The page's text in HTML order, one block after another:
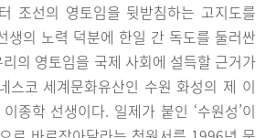
조선의 영토임을 뒷받침하는 고지도를
생의 노력 덕분에 한일 간 독도를 둘러싼
의 영토임을 국제 사회에 설득할 근거가
스코 세계문화유산인 수원 화성의 제 이
종학 선생이다. 일제가 붙인 ‘수원성’이